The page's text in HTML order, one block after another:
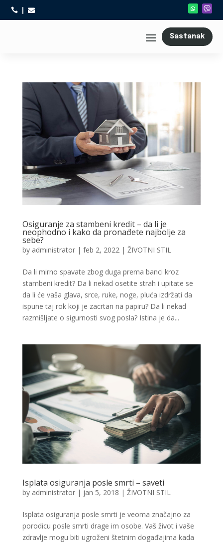
 
Sastanak
Osiguranje za stambeni kredit – da li je
neophodno i kako da pronađete najbolje za
sebe?
by administrator| feb 2, 2022 | ŽIVOTNI STIL
Da li mirno spavate zbog duga prema banci kroz
stambeni kredit? Da li nekad osetite strah i upitate se
da li će vaša glava, srce, ruke, noge, pluća izdržati da
ispune taj rok koji je zacrtan na papiru? Da li nekad
razmišljate o sigurnosti svog posla? Istina je da...
Isplata osiguranja posle smrti – saveti
by administrator| jan 5, 2018 | ŽIVOTNI STIL
Isplata osiguranja posle smrti je veoma značajno za
porodicu posle smrti drage im osobe. Vaš život i vaše
zdravlje mogu biti ugroženi štetnim događajima kada